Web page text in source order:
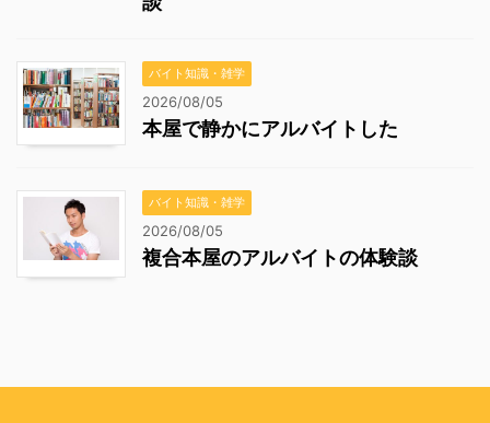
バイト知識・雑学
2026/08/05
本屋で静かにアルバイトした
バイト知識・雑学
2026/08/05
複合本屋のアルバイトの体験談